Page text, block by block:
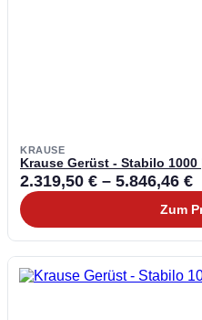
KRAUSE
Krause Gerüst - Stabilo
2.319,50 € – 5.846,46 €
Zum